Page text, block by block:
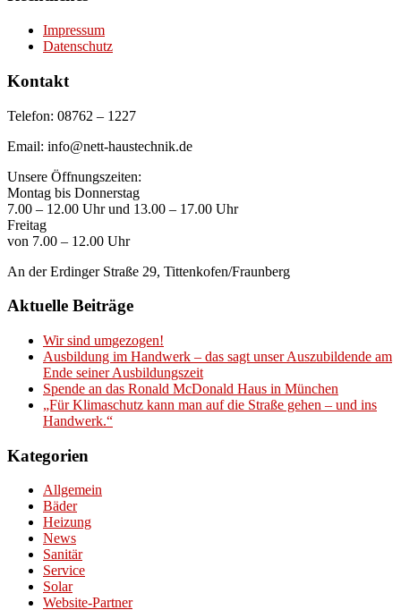
Impressum
Datenschutz
Kontakt
Telefon: 08762 – 1227
Email: info@nett-haustechnik.de
Unsere Öffnungszeiten:
Montag bis Donnerstag
7.00 – 12.00 Uhr und 13.00 – 17.00 Uhr
Freitag
von 7.00 – 12.00 Uhr
An der Erdinger Straße 29, Tittenkofen/Fraunberg
Aktuelle Beiträge
Wir sind umgezogen!
Ausbildung im Handwerk – das sagt unser Auszubildende am
Ende seiner Ausbildungszeit
Spende an das Ronald McDonald Haus in München
„Für Klimaschutz kann man auf die Straße gehen – und ins
Handwerk.“
Kategorien
Allgemein
Bäder
Heizung
News
Sanitär
Service
Solar
Website-Partner